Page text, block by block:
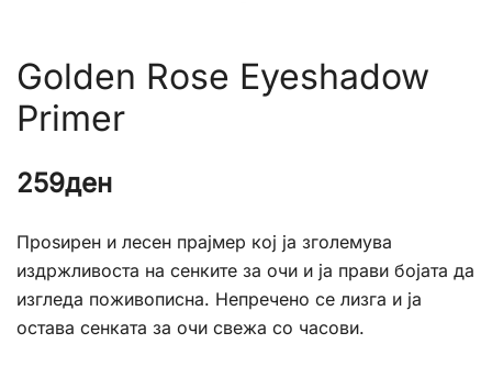
Golden Rose Eyeshadow
Primer
259ден
Проѕирен и лесен прајмер кој ја зголемува
издржливоста на сенките за очи и ја прави бојата да
изгледа поживописна. Непречено се лизга и ја
остава сенката за очи свежа со часови.